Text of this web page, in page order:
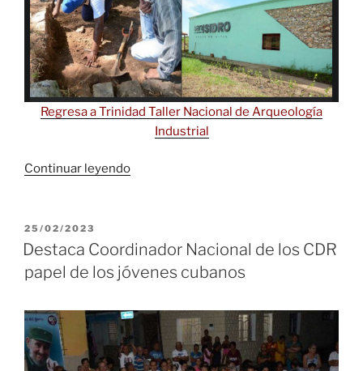
Regresa a Trinidad Taller Nacional de Arqueología
Industrial
Continuar leyendo«Se
en
labor
en
las
PUBLICADO
EL
25/02/2023
Destaca Coordinador Nacional de los CDR
papel de los jóvenes cubanos